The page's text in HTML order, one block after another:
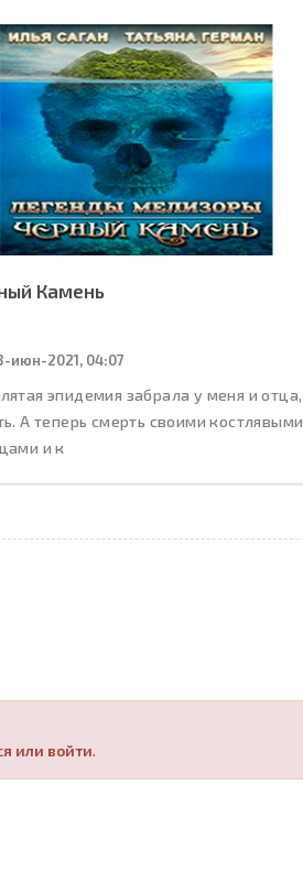
Камень
июн-2021, 04:07
эпидемия забрала у меня и отца,
А теперь смерть своими костлявыми
и к
или войти.